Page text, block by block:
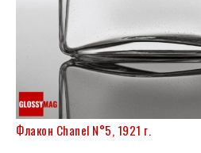
Флакон Chanel N°5, 1921 г.